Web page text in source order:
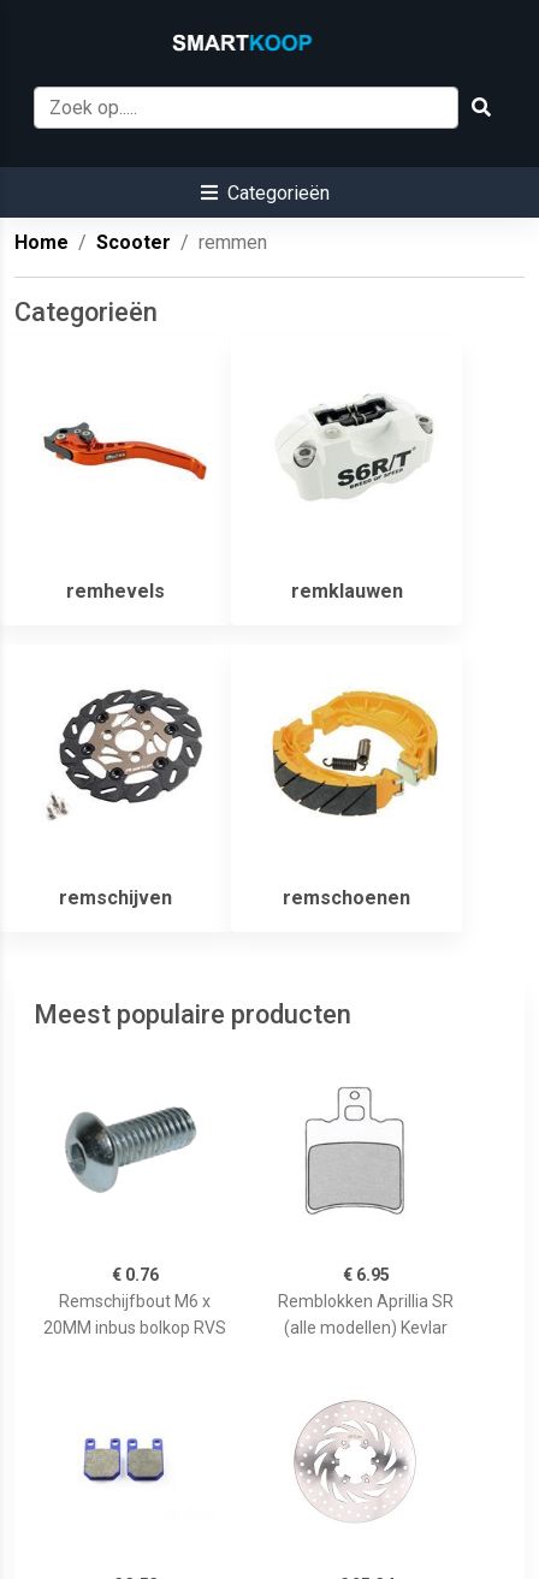
Categorieën
Home Scooter remmen
Categorieën
remhevels remklauwen
remschijven remschoenen
Meest populaire producten
€ 0.76
Remschijfbout M6 x
20MM inbus bolkop RVS
€ 6.95
Remblokken Aprillia SR
(alle modellen) Kevlar